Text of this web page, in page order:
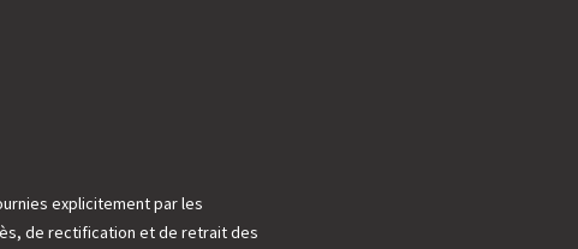
explicitement par les
de rectification et de retrait des